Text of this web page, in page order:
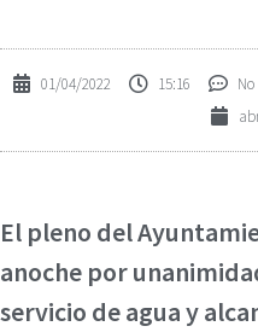
01/04/2022 15:16
El pleno del
anoche por
servicio de agua y